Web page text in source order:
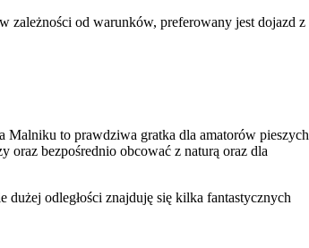
zależności od warunków, preferowany jest dojazd z
Malniku to prawdziwa gratka dla amatorów pieszych
bezpośrednio obcować z naturą oraz dla
dużej odległości znajduję się kilka fantastycznych